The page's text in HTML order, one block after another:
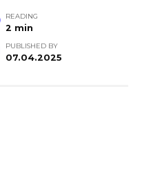
READING
2 min
PUBLISHED BY
07.04.2025